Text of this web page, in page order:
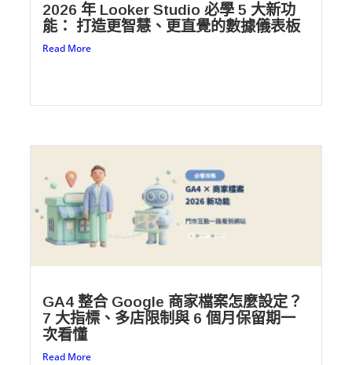
2026 年 Looker Studio 必學 5 大新功
能： 打造更智慧、更直覺的數據儀表板
Read More
GA4 整合 Google 商家檔案怎麼設定？
7 大指標、多店限制與 6 個月保留期一
次看懂
Read More